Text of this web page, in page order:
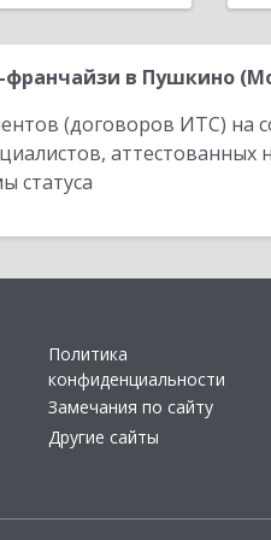
в Пушкино
(договоров ИТС) на
статуса
Политика
конфиденциальности
Замечания по сайту
Другие сайты